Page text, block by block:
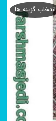
انتخاب گزینه ها